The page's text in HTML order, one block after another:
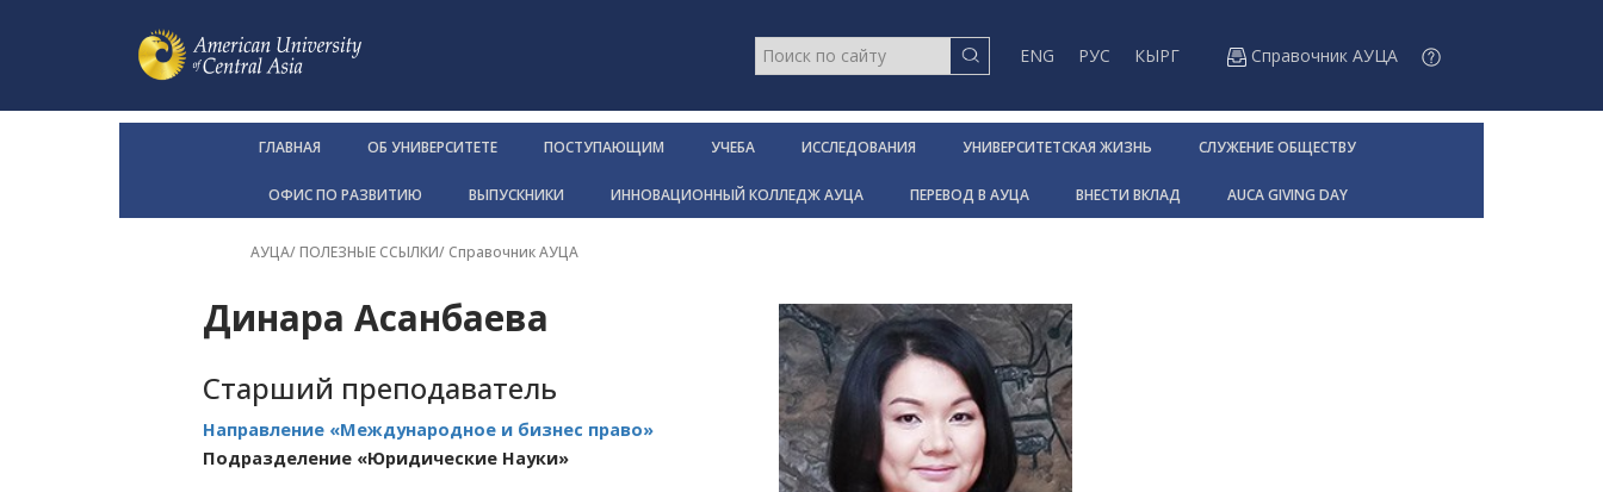
ENG РУС КЫРГ Справочник АУЦА
ГЛАВНАЯ ОБ УНИВЕРСИТЕТЕ ПОСТУПАЮЩИМ УЧЕБА ИССЛЕДОВАНИЯ УНИВЕРСИТЕТСКАЯ ЖИЗНЬ СЛУЖЕНИЕ ОБЩЕСТВУ
ОФИС ПО РАЗВИТИЮ ВЫПУСКНИКИ ИННОВАЦИОННЫЙ КОЛЛЕДЖ АУЦА ПЕРЕВОД В АУЦА ВНЕСТИ ВКЛАД AUCA GIVING DAY
АУЦА/ ПОЛЕЗНЫЕ ССЫЛКИ/ Справочник АУЦА
Динара Асанбаева
Старший преподаватель
Направление «Международное и бизнес право»
Подразделение «Юридические Науки»